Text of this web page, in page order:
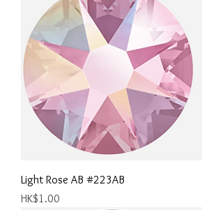
Light Rose AB #223AB
價格
HK$1.00